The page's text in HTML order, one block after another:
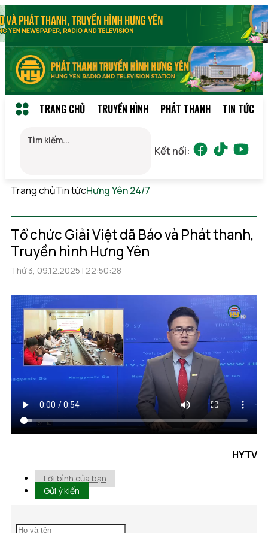
TRANG CHỦ TRUYỀN HÌNH PHÁT THANH TIN TỨC
Kết nối:
Trang chủTin tứcHưng Yên 24/7
Tổ chức Giải Việt dã Báo và Phát thanh,
Truyền hình Hưng Yên
Thứ 3, 09.12.2025 | 22:50:28
HYTV
Lời bình của bạn
Gửi ý kiến